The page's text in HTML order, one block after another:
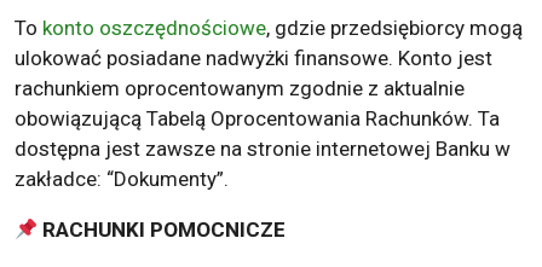
To konto oszczędnościowe, gdzie przedsiębiorcy mogą
ulokować posiadane nadwyżki finansowe. Konto jest
rachunkiem oprocentowanym zgodnie z aktualnie
obowiązującą Tabelą Oprocentowania Rachunków. Ta
dostępna jest zawsze na stronie internetowej Banku w
zakładce: “Dokumenty”.
RACHUNKI POMOCNICZE